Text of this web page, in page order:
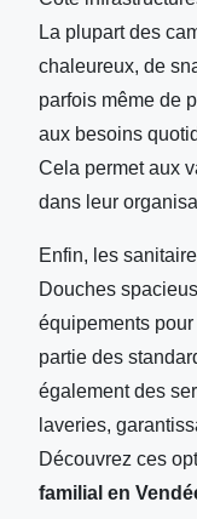
La plupart des
chaleureux, de
parfois même de
aux besoins
Cela permet aux
dans leur
Enfin, les
Douches
équipements
partie des
également des
laveries,
Découvrez ces
familial en